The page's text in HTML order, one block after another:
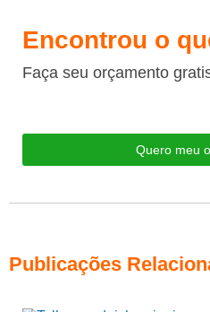
Encontrou o
Faça seu orçamento
Quero meu
Publicações